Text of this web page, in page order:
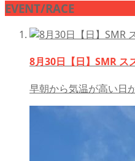
EVENT/RACE
8月30日【日】SMR ス
早朝から気温が高い日